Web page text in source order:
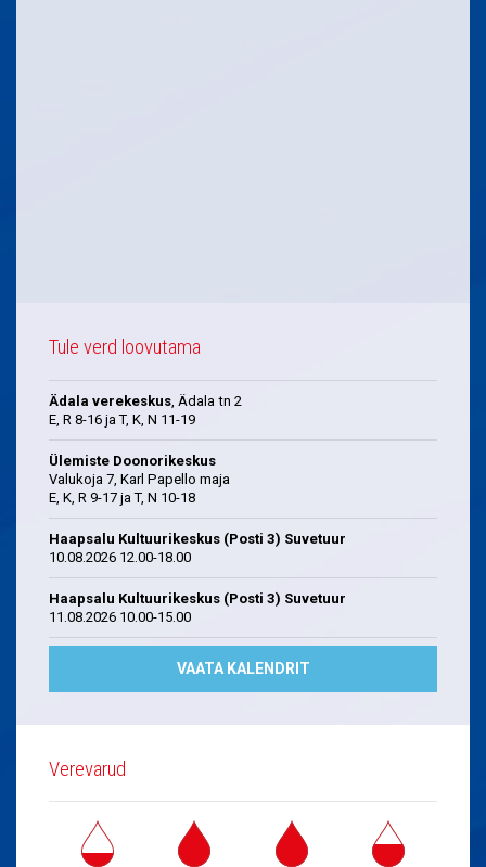
Tule verd loovutama
Ädala verekeskus , Ädala tn 2
E, R 8-16 ja T, K, N 11-19
Ülemiste Doonorikeskus
Valukoja 7, Karl Papello maja
E, K, R 9-17 ja T, N 10-18
Haapsalu Kultuurikeskus (Posti 3) Suvetuur
10.08.2026 12.00-18.00
Haapsalu Kultuurikeskus (Posti 3) Suvetuur
11.08.2026 10.00-15.00
VAATA KALENDRIT
Verevarud